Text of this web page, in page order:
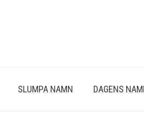
SLUMPA NAMN DAGENS